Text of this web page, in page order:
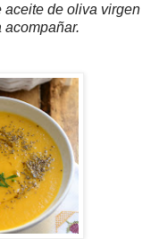
aceite de oliva virgen
acompañar.